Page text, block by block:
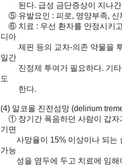
된다. 급성 금단증상이 지나간
⑤ 유발요인 : 피로, 영양부족, 신
⑥ 치료 : 우선 환자를 안정시키
디아
제핀 등의 교차-의존 약물을 투
일간
진정제 투여가 필요하다. 기타
도
한다.
(4) 알코올 진전섬망 (delirium
① 장기간 폭음하던 사람이 갑자
기면
사망율이 15% 이상이나 되는
가능
성을 염두에 두고 치료에 임해